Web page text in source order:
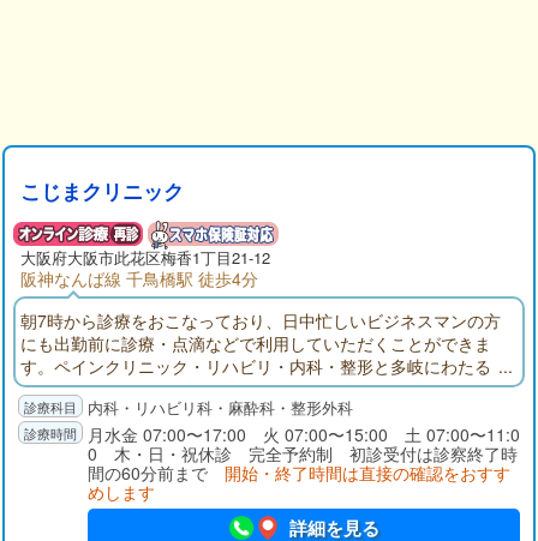
こじまクリニック
大阪府大阪市此花区梅香1丁目21-12
阪神なんば線 千鳥橋駅 徒歩4分
朝7時から診療をおこなっており、日中忙しいビジネスマンの方
にも出勤前に診療・点滴などで利用していただくことができま
す。ペインクリニック・リハビリ・内科・整形と多岐にわたる
診療が可能です。一人ひとりに合わせて診療プランをご提案い
たします。併設の統合医療センターSOLANASでは、細部にわた
る健康診断や点滴療法、遺伝子検査等(自由診療)が可能です。
内科・リハビリ科・麻酔科・整形外科
月水金 07:00〜17:00 火 07:00〜15:00 土 07:00〜11:0
0 木・日・祝休診 完全予約制 初診受付は診察終了時
間の60分前まで 開始・終了時間は直接の確認をおすす
めします
詳細を見る